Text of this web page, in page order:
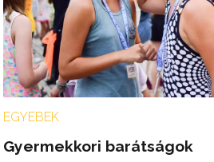
EGYEBEK
Gyermekkori barátságok